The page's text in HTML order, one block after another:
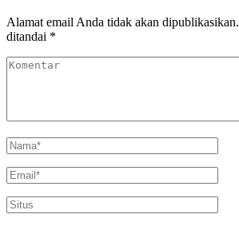
Alamat email Anda tidak akan dipublikasikan.
ditandai *